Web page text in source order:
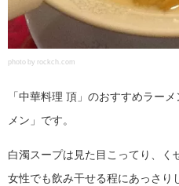
photo by rockch.com
「中華料理 頂」のおすすめラー
メン」です。
白濁スープは見た目こってり、く
女性でも飲み干せる程にあっさり